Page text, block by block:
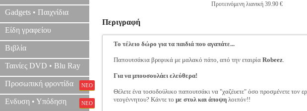
Gadgets • Παιχνίδια
Είδη γραφείου
Βιβλία
Ταινίες DVD • Blu Ray
Προσωπική φροντίδα ΝΕΟ
Ενδυση • Υπόδηση ΝΕΟ
Προτεινόμενη λιανική 39.90 €
Περιγραφή
Το τέλειο δώρο για τα παιδιά που αγαπάτε...
Παπουτσάκια βρεφικά με μαλακό πάτο, από την εταιρία Robeez.
Για να μπουσουλάει ελεύθερα!
Θέλετε ένα τοσοδούλικο παπουτσάκι να "χαζέυετε" όσο προσμένετε τον
νεογέννητου? Κάντε το με στυλ και άποψη λοιπόν!!